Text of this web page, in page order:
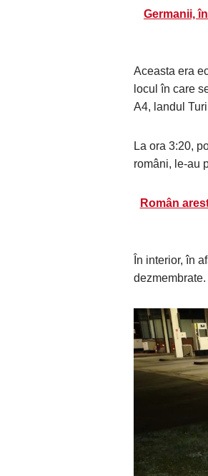
Germanii,
Aceasta era
locul în care
A4, landul
La ora 3:20,
români, le-au
Român
În interior, în
dezmembrate.